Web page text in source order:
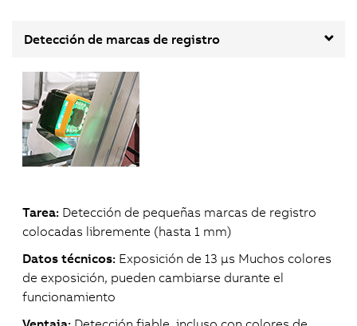
Detección de marcas de registro
Tarea: Detección de pequeñas marcas de registro
colocadas libremente (hasta 1 mm)
Datos técnicos: Exposición de 13 μs Muchos colores
de exposición, pueden cambiarse durante el
funcionamiento